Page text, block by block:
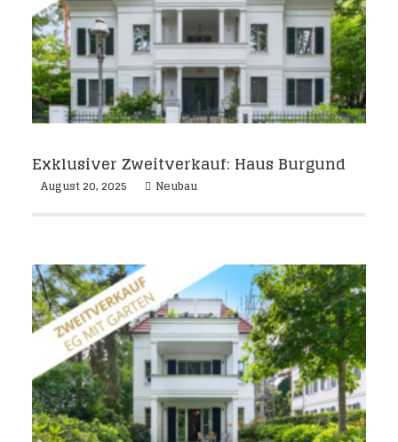
Exklusiver Zweitverkauf: Haus Burgund
August 20, 2025 Neubau